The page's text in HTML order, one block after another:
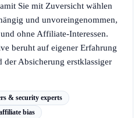
Sie mit Zuversicht wählen
und unvoreingenommen,
ohne Affiliate-Interessen.
beruht auf eigener Erfahrung
der Absicherung erstklassiger
& security experts
bias